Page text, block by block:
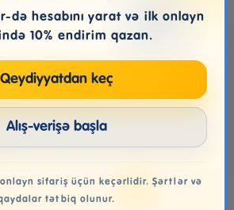
Home
Thor Marvel Legends
Articulated Electronic
519.00₼
Səbətə at
də hesabını yarat və ilk onlayn
10% endirim qazan.
Qeydiyyatdan keç
Alış-verişə başla
sifariş üçün keçərlidir. Şərtlər və
tətbiq olunur.